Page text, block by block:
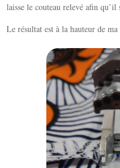
laisse le couteau relevé afin
Le résultat est à la hauteur de